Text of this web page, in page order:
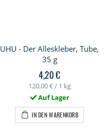
UHU - Der Alleskleber, Tube,
35 g
4,20 €
120,00 € / 1 kg
Auf Lager
IN DEN WARENKORB